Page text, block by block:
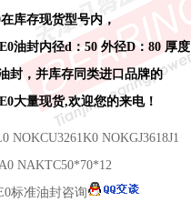
库存现货型号内，
油封内径d：50 外径D：80 厚度
封，并库存同类进口品牌的
大量现货,欢迎您的来电！
NOKCU3261K0 NOKGJ3618J1
NAKTC50*70*12
标准油封咨询